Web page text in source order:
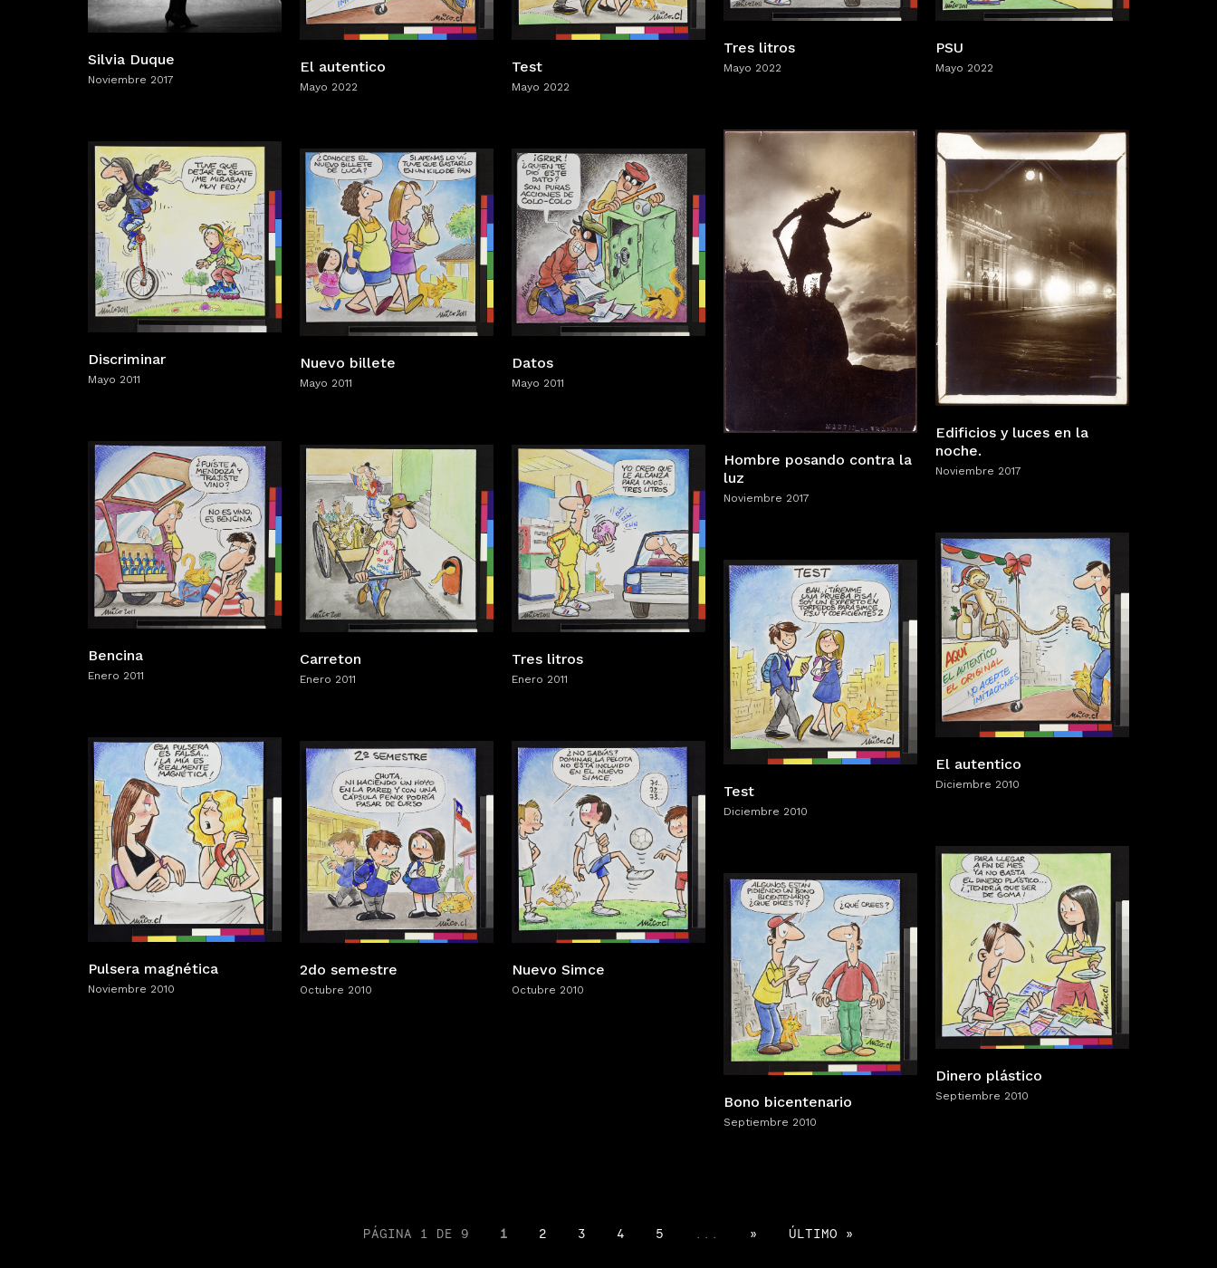
Tres litros
Mayo 2022
PSU
Mayo 2022
El autentico
Mayo 2022
Test
Mayo 2022
Silvia Duque
Noviembre 2017
Hombre posando contra la
luz
Noviembre 2017
Edificios y luces en la
noche.
Noviembre 2017
Discriminar
Mayo 2011
Nuevo billete
Mayo 2011
Datos
Mayo 2011
Bencina
Enero 2011
Carreton
Enero 2011
Tres litros
Enero 2011
El autentico
Diciembre 2010
Test
Diciembre 2010
Pulsera magnética
Noviembre 2010
2do semestre
Octubre 2010
Nuevo Simce
Octubre 2010
Dinero plástico
Septiembre 2010
Bono bicentenario
Septiembre 2010
PÁGINA 1 DE 9 1 2 3 4 5 » ÚLTIMO »